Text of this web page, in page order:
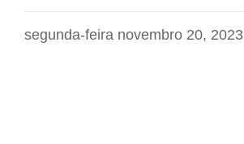
segunda-feira novembro 20, 2023